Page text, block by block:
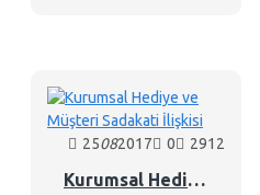
25082017 0 2912
Kurumsal Hediye ve Müşteri Sadakati İlişkisi